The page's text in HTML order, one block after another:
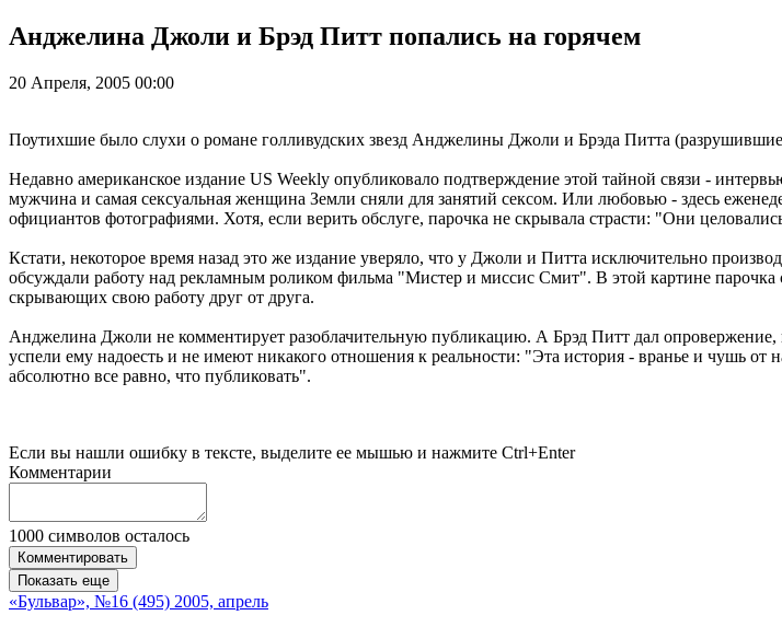
Анджелина Джоли и Брэд Питт попались на горячем
20 Апреля, 2005 00:00
Поутихшие было слухи о романе голливудских звезд Анджелины Джоли и Брэда Питта
Недавно американское издание US Weekly опубликовало подтверждение этой тайной связи -
мужчина и самая сексуальная женщина Земли сняли для занятий сексом. Или любовью - здесь
официантов фотографиями. Хотя, если верить обслуге, парочка не скрывала страсти: "Они
Кстати, некоторое время назад это же издание уверяло, что у Джоли и Питта исключительно
обсуждали работу над рекламным роликом фильма "Мистер и миссис Смит". В этой картине
скрывающих свою работу друг от друга.
Анджелина Джоли не комментирует разоблачительную публикацию. А Брэд Питт дал
успели ему надоесть и не имеют никакого отношения к реальности: "Эта история - вранье и чушь
абсолютно все равно, что публиковать".
Если вы нашли ошибку в тексте, выделите ее мышью и нажмите Ctrl+Enter
Комментарии
1000 символов осталось
Комментировать
Показать еще
«Бульвар», №16 (495) 2005, апрель